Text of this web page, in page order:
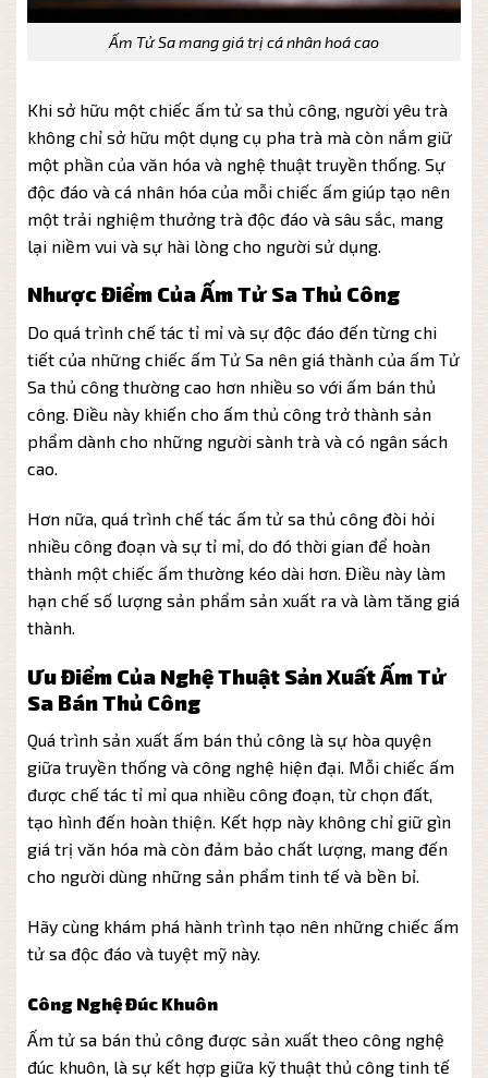
Ấm Tử Sa mang giá trị cá nhân hoá cao
Khi sở hữu một chiếc ấm tử sa thủ công, người yêu trà
không chỉ sở hữu một dụng cụ pha trà mà còn nắm giữ
một phần của văn hóa và nghệ thuật truyền thống. Sự
độc đáo và cá nhân hóa của mỗi chiếc ấm giúp tạo nên
một trải nghiệm thưởng trà độc đáo và sâu sắc, mang
lại niềm vui và sự hài lòng cho người sử dụng.
Nhược Điểm Của Ấm Tử Sa Thủ Công
Do quá trình chế tác tỉ mỉ và sự độc đáo đến từng chi
tiết của những chiếc ấm Tử Sa nên giá thành của ấm Tử
Sa thủ công thường cao hơn nhiều so với ấm bán thủ
công. Điều này khiến cho ấm thủ công trở thành sản
phẩm dành cho những người sành trà và có ngân sách
cao.
Hơn nữa, quá trình chế tác ấm tử sa thủ công đòi hỏi
nhiều công đoạn và sự tỉ mỉ, do đó thời gian để hoàn
thành một chiếc ấm thường kéo dài hơn. Điều này làm
hạn chế số lượng sản phẩm sản xuất ra và làm tăng giá
thành.
Ưu Điểm Của Nghệ Thuật Sản Xuất Ấm Tử
Sa Bán Thủ Công
Quá trình sản xuất ấm bán thủ công là sự hòa quyện
giữa truyền thống và công nghệ hiện đại. Mỗi chiếc ấm
được chế tác tỉ mỉ qua nhiều công đoạn, từ chọn đất,
tạo hình đến hoàn thiện. Kết hợp này không chỉ giữ gìn
giá trị văn hóa mà còn đảm bảo chất lượng, mang đến
cho người dùng những sản phẩm tinh tế và bền bỉ.
Hãy cùng khám phá hành trình tạo nên những chiếc ấm
tử sa độc đáo và tuyệt mỹ này.
Công Nghệ Đúc Khuôn
Ấm tử sa bán thủ công được sản xuất theo công nghệ
đúc khuôn, là sự kết hợp giữa kỹ thuật thủ công tinh tế